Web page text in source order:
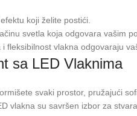
koji želite postići.
svetla koja odgovara vašim
fleksibilnost vlakna odgovaraju
sa LED Vlaknima
svaki prostor, pružajući
vlakna su savršen izbor za